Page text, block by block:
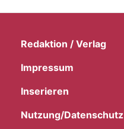
Redaktion / Verlag
Impressum
Inserieren
Nutzung/Datenschutz